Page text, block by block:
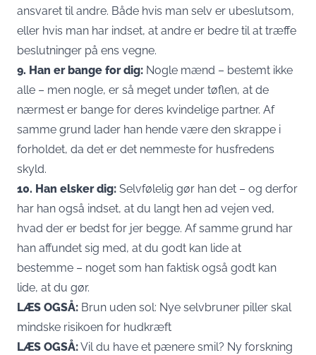
ansvaret til andre. Både hvis man selv er ubeslutsom,
eller hvis man har indset, at andre er bedre til at træffe
beslutninger på ens vegne.
9. Han er bange for dig: Nogle mænd – bestemt ikke
alle – men nogle, er så meget under tøflen, at de
nærmest er bange for deres kvindelige partner. Af
samme grund lader han hende være den skrappe i
forholdet, da det er det nemmeste for husfredens
skyld.
10. Han elsker dig: Selvfølelig gør han det – og derfor
har han også indset, at du langt hen ad vejen ved,
hvad der er bedst for jer begge. Af samme grund har
han affundet sig med, at du godt kan lide at
bestemme – noget som han faktisk også godt kan
lide, at du gør.
LÆS OGSÅ: Brun uden sol: Nye selvbruner piller skal
mindske risikoen for hudkræft
LÆS OGSÅ:Vil du have et pænere smil? Ny forskning